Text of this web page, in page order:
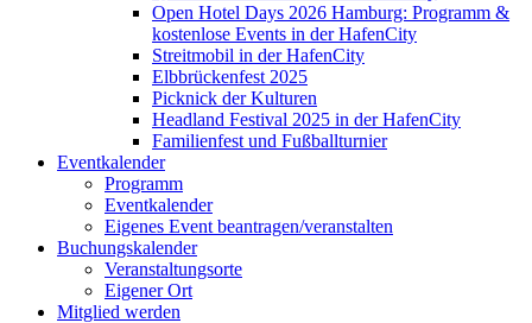
Open Hotel Days 2026 Hamburg: Programm &
kostenlose Events in der HafenCity
Streitmobil in der HafenCity
Elbbrückenfest 2025
Picknick der Kulturen
Headland Festival 2025 in der HafenCity
Familienfest und Fußballturnier
Eventkalender
Programm
Eventkalender
Eigenes Event beantragen/veranstalten
Buchungskalender
Veranstaltungsorte
Eigener Ort
Mitglied werden